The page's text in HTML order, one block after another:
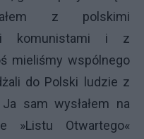
z polskimi
komunistami i z
mieliśmy wspólnego
do Polski ludzie z
sam wysłałem na
»Listu Otwartego«